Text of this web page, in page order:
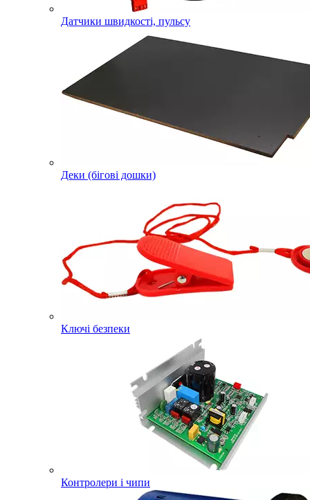
Датчики швидкості, пульсу
Деки (бігові дошки)
Ключі безпеки
Контролери і чипи